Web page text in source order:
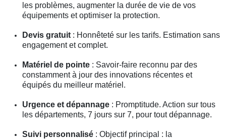
les problèmes, augmenter la durée de vie de vos
équipements et optimiser la protection.
Devis gratuit : Honnêteté sur les tarifs. Estimation sans
engagement et complet.
Matériel de pointe : Savoir-faire reconnu par des
constamment à jour des innovations récentes et
équipés du meilleur matériel.
Urgence et dépannage : Promptitude. Action sur tous
les départements, 7 jours sur 7, pour tout dépannage.
Suivi personnalisé : Objectif principal : la